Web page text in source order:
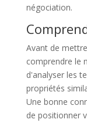
négociation.
Avant de
comprendre le
d'analyser les
propriétés
Une bonne
de positionner